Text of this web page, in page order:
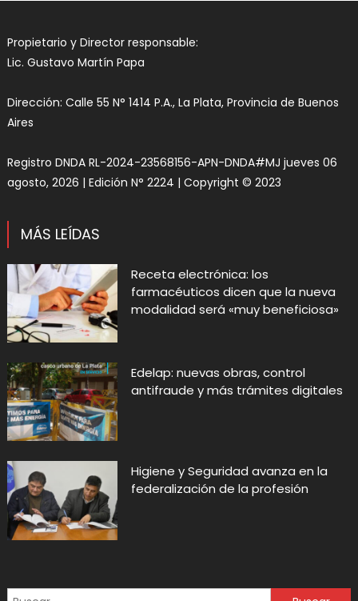
Propietario y Director responsable:
Lic. Gustavo Martín Papa
Dirección: Calle 55 N° 1414 P.A., La Plata, Provincia de Buenos
Aires
Registro DNDA RL-2024-23568156-APN-DNDA#MJ jueves 06
agosto, 2026 | Edición N° 2224 | Copyright © 2023
MÁS LEÍDAS
Receta electrónica: los
farmacéuticos dicen que la nueva
modalidad será «muy beneficiosa»
Edelap: nuevas obras, control
antifraude y más trámites digitales
Higiene y Seguridad avanza en la
federalización de la profesión